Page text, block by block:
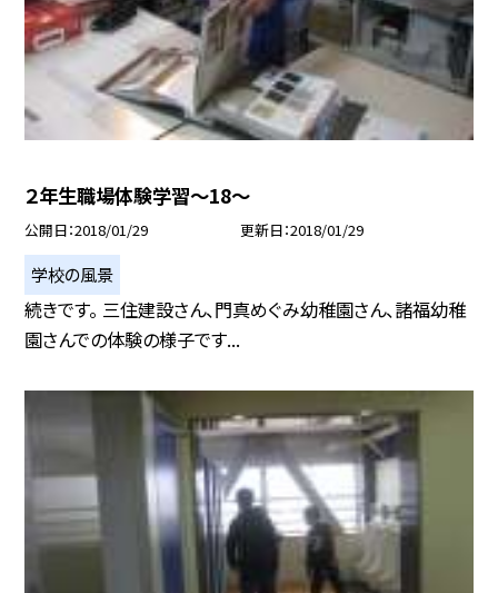
２年生職場体験学習〜18〜
公開日 2018/01/29 更新日 2018/01/29
学校の風景
続きです。 三住建設さん、門真めぐみ幼稚園さん、諸福幼稚
園さんでの体験の様子です...